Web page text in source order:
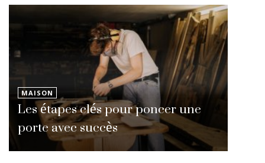
MAISON
Les étapes clés pour poncer une
porte avec succès